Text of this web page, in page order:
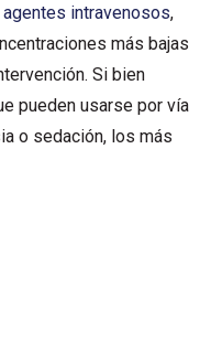
agentes intravenosos,
más bajas
Si bien
pueden usarse por vía
o sedación, los más